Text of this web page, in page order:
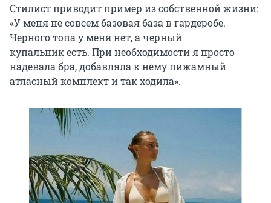
Стилист приводит пример из собственной жизни:
«У меня не совсем базовая база в гардеробе.
Черного топа у меня нет, а черный
купальник есть. При необходимости я просто
надевала бра, добавляла к нему пижамный
атласный комплект и так ходила».